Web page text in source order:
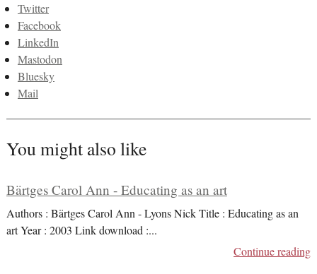
Twitter
Facebook
LinkedIn
Mastodon
Bluesky
Mail
You might also like
Bärtges Carol Ann - Educating as an art
Authors : Bärtges Carol Ann - Lyons Nick Title : Educating as an
art Year : 2003 Link download :...
Continue reading